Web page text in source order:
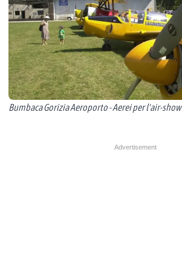
Bumbaca Gorizia Aeroporto - Aerei per l'air-show